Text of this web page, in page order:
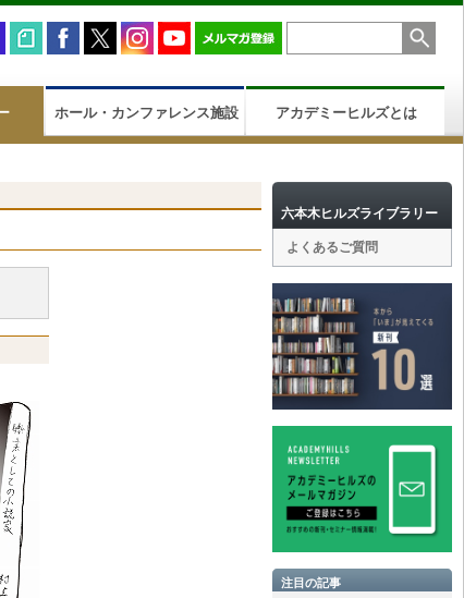
ホール・カンファレンス施設 アカデミーヒルズとは
六本木ヒルズライブラリー
よくあるご質問
注目の記事